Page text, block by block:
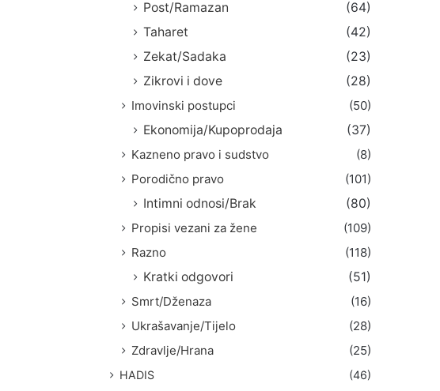
Post/Ramazan
(64)
Taharet
(42)
Zekat/Sadaka
(23)
Zikrovi i dove
(28)
Imovinski postupci
(50)
Ekonomija/Kupoprodaja
(37)
Kazneno pravo i sudstvo
(8)
Porodično pravo
(101)
Intimni odnosi/Brak
(80)
Propisi vezani za žene
(109)
Razno
(118)
Kratki odgovori
(51)
Smrt/Dženaza
(16)
Ukrašavanje/Tijelo
(28)
Zdravlje/Hrana
(25)
HADIS (46)